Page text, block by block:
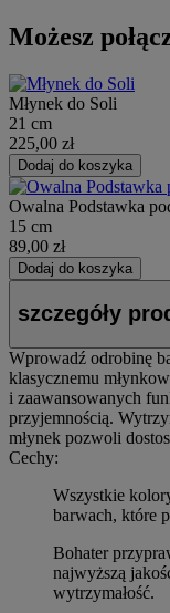
Możesz
Młynek do Soli
21 cm
225,00 zł
Dodaj do koszyka
Owalna Podstawka
15 cm
89,00 zł
Dodaj do koszyka
szczegóły
Wprowadź odrobinę
klasycznemu
i zaawansowanych
przyjemnością.
młynek pozwoli
Cechy:
Wszystkie
barwach, które
Bohater
najwyższą
wytrzymałość.